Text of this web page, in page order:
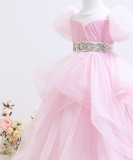
春日井店